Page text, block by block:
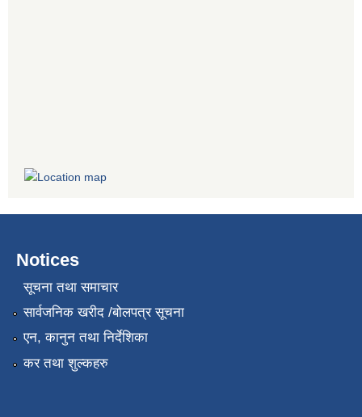
Notices
सूचना तथा समाचार
सार्वजनिक खरीद /बोलपत्र सूचना
एन, कानुन तथा निर्देशिका
कर तथा शुल्कहरु